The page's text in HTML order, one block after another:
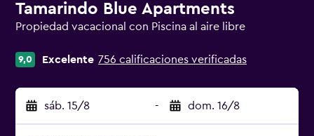
Tamarindo Blue Apartments
Propiedad vacacional con Piscina al aire libre
9,0 Excelente 756 calificaciones verificadas
sáb. 15/8 - dom. 16/8